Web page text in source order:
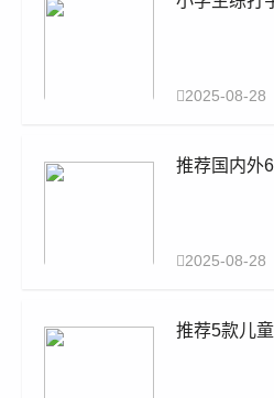
2025-08-28
推荐国内外
2025-08-28
推荐5款儿